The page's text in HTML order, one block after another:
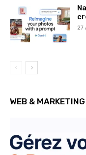
27
WEB & MARKETING